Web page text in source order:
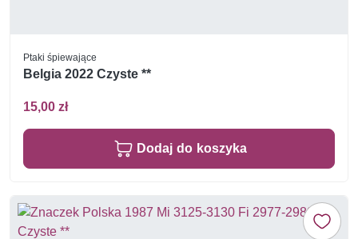
Ptaki śpiewające
Belgia 2022 Czyste **
15,00 zł
Dodaj do koszyka